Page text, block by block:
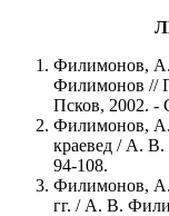
Филимонов,
Филимонов //
Псков, 2002. -
Филимонов,
краевед / А.
94-108.
Филимонов, А.
гг. / А. В.